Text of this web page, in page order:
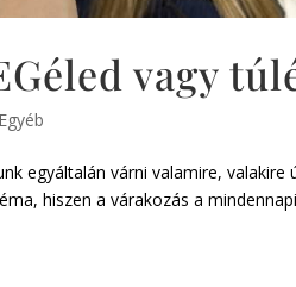
vagy
Egyéb
egyáltalán várni valamire,
hiszen a várakozás a